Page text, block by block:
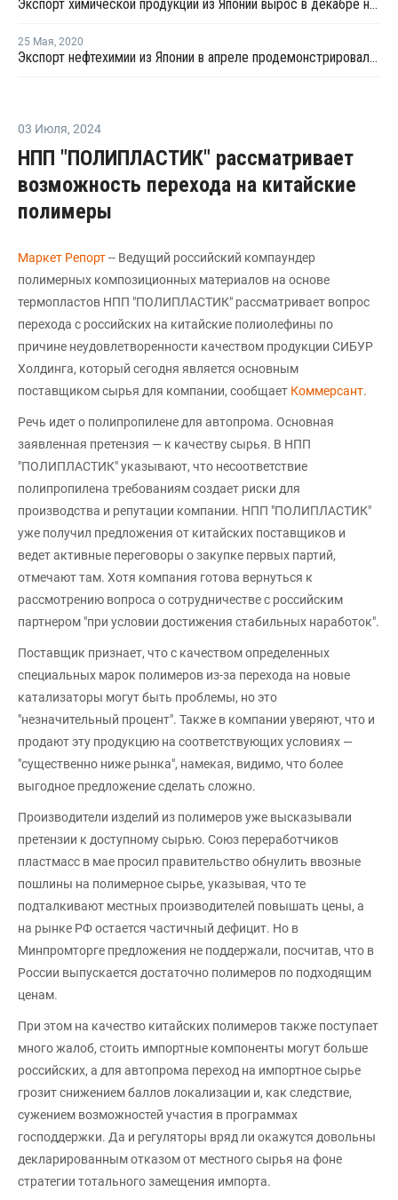
Экспорт химической продукции из Японии вырос в декабре на 10%
25 Мая, 2020
Экспорт нефтехимии из Японии в апреле продемонстрировал самый резкий спад с 2009 года
03 Июля, 2024
НПП "ПОЛИПЛАСТИК" рассматривает
возможность перехода на китайские
полимеры
Маркет Репорт-- Ведущий российский компаундер
полимерных композиционных материалов на основе
термопластов НПП "ПОЛИПЛАСТИК" рассматривает вопрос
перехода с российских на китайские полиолефины по
причине неудовлетворенности качеством продукции СИБУР
Холдинга, который сегодня является основным
поставщиком сырья для компании, сообщает Коммерсант.
Речь идет о полипропилене для автопрома. Основная
заявленная претензия — к качеству сырья. В НПП
"ПОЛИПЛАСТИК" указывают, что несоответствие
полипропилена требованиям создает риски для
производства и репутации компании. НПП "ПОЛИПЛАСТИК"
уже получил предложения от китайских поставщиков и
ведет активные переговоры о закупке первых партий,
отмечают там. Хотя компания готова вернуться к
рассмотрению вопроса о сотрудничестве с российским
партнером "при условии достижения стабильных наработок".
Поставщик признает, что с качеством определенных
специальных марок полимеров из-за перехода на новые
катализаторы могут быть проблемы, но это
"незначительный процент". Также в компании уверяют, что и
продают эту продукцию на соответствующих условиях —
"существенно ниже рынка", намекая, видимо, что более
выгодное предложение сделать сложно.
Производители изделий из полимеров уже высказывали
претензии к доступному сырью. Союз переработчиков
пластмасс в мае просил правительство обнулить ввозные
пошлины на полимерное сырье, указывая, что те
подталкивают местных производителей повышать цены, а
на рынке РФ остается частичный дефицит. Но в
Минпромторге предложения не поддержали, посчитав, что в
России выпускается достаточно полимеров по подходящим
ценам.
При этом на качество китайских полимеров также поступает
много жалоб, стоить импортные компоненты могут больше
российских, а для автопрома переход на импортное сырье
грозит снижением баллов локализации и, как следствие,
сужением возможностей участия в программах
господдержки. Да и регуляторы вряд ли окажутся довольны
декларированным отказом от местного сырья на фоне
стратегии тотального замещения импорта.